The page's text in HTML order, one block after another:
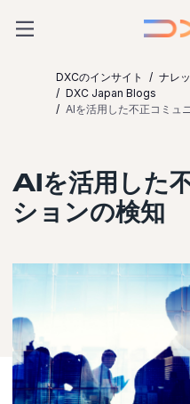
DXCのインサイト
ナレ
DXC Japan Blogs
AIを活用した不正コミュ
AIを活用した
ションの検知